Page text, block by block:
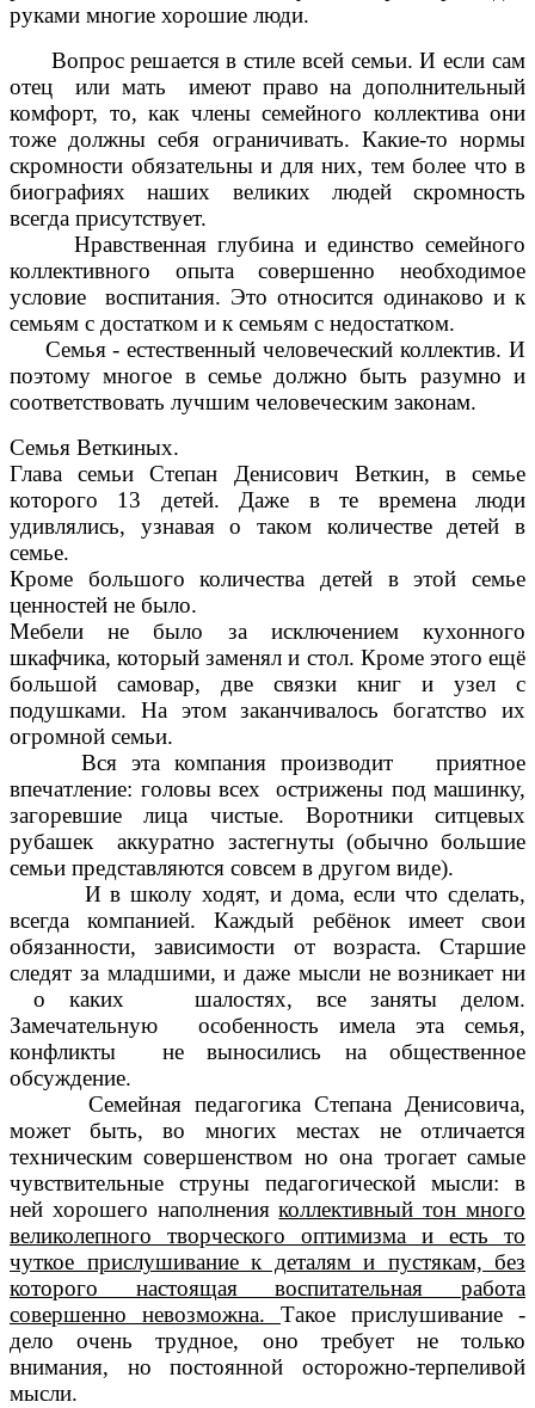
руками многие хорошие люди.
Вопрос решается в стиле всей семьи. И если сам
отец или мать имеют право на дополнительный
комфорт, то, как члены семейного коллектива они
тоже должны себя ограничивать. Какие-то нормы
скромности обязательны и для них, тем более что в
биографиях наших великих людей скромность
всегда присутствует.
Нравственная глубина и единство семейного
коллективного опыта совершенно необходимое
условие воспитания. Это относится одинаково и к
семьям с достатком и к семьям с недостатком.
Семья - естественный человеческий коллектив. И
поэтому многое в семье должно быть разумно и
соответствовать лучшим человеческим законам.
Семья Веткиных.
Глава семьи Степан Денисович Веткин, в семье
которого 13 детей. Даже в те времена люди
удивлялись, узнавая о таком количестве детей в
семье.
Кроме большого количества детей в этой семье
ценностей не было.
Мебели не было за исключением кухонного
шкафчика, который заменял и стол. Кроме этого ещё
большой самовар, две связки книг и узел с
подушками. На этом заканчивалось богатство их
огромной семьи.
Вся эта компания производит приятное
впечатление: головы всех острижены под машинку,
загоревшие лица чистые. Воротники ситцевых
рубашек аккуратно застегнуты (обычно большие
семьи представляются совсем в другом виде).
И в школу ходят, и дома, если что сделать,
всегда компанией. Каждый ребёнок имеет свои
обязанности, зависимости от возраста. Старшие
следят за младшими, и даже мысли не возникает ни
о каких шалостях, все заняты делом.
Замечательную особенность имела эта семья,
конфликты не выносились на общественное
обсуждение.
Семейная педагогика Степана Денисовича,
может быть, во многих местах не отличается
техническим совершенством но она трогает самые
чувствительные струны педагогической мысли: в
ней хорошего наполненияколлективный тон много
великолепного творческого оптимизма и есть то
чуткое прислушивание к деталям и пустякам, без
которого настоящая воспитательная работа
совершенно невозможна. Такое прислушивание -
дело очень трудное, оно требует не только
внимания, но постоянной осторожно-терпеливой
мысли.